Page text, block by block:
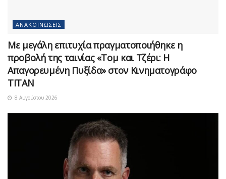
ΑΝΑΚΟΙΝΏΣΕΙΣ
Με μεγάλη επιτυχία πραγματοποιήθηκε η
προβολή της ταινίας «Τομ και Τζέρι: Η
Απαγορευμένη Πυξίδα» στον Κινηματογράφο
ΤΙΤΑΝ
8 Αυγούστου 2026